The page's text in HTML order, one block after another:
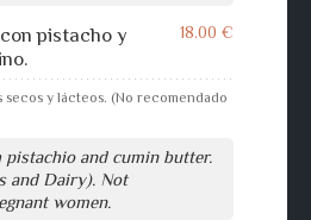
pistacho y
18.00 €
y lácteos. (No recomendado
pistachio and cumin butter.
and Dairy). Not
women.